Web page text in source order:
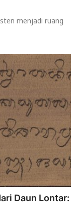
menjadi ruang
Daun Lontar: